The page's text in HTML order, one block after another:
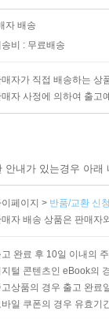
자 배송
비 : 무료배송
매자가 직접 배송하는 상
매자 사정에 의하여 출고
내가 있는경우 아
이페이지 > 반품/교환 신
매자 배송 상품은 판매자
고 완료 후 10일 이내의
지털 콘텐츠인 eBook의
고상품의 경우 출고 완료
바일 쿠폰의 경우 유효기